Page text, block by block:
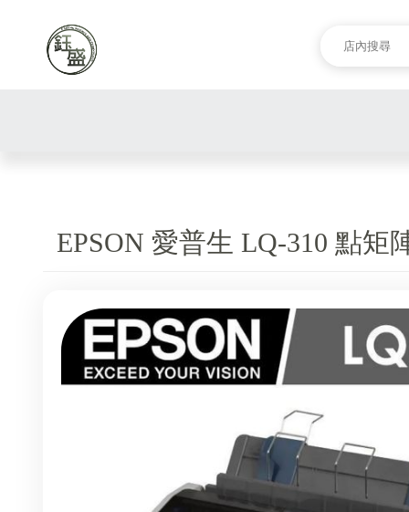
EPSON 愛普生 LQ-310 點矩